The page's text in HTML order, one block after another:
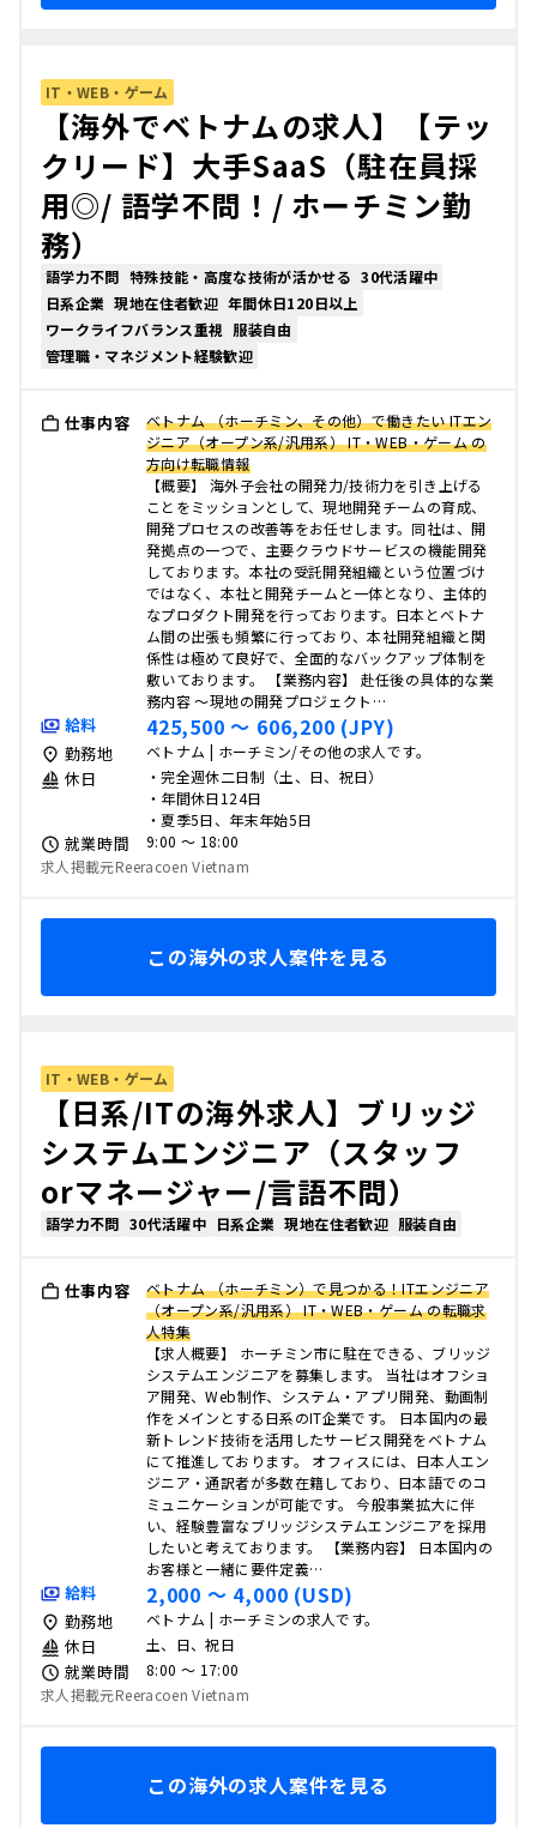
IT・WEB・ゲーム
【海外でベトナムの求人】【テッ
クリード】大手SaaS（駐在員採
用◎/ 語学不問！/ ホーチミン勤
務）
語学力不問 特殊技能・高度な技術が活かせる 30代活躍中
日系企業 現地在住者歓迎 年間休日120日以上
ワークライフバランス重視 服装自由
管理職・マネジメント経験歓迎
仕事内容
ベトナム （ホーチミン、その他）で働きたい ITエン
ジニア（オープン系/汎用系） IT・WEB・ゲーム の
方向け転職情報
【概要】 海外子会社の開発力/技術力を引き上げる
ことをミッションとして、現地開発チームの育成、
開発プロセスの改善等をお任せします。同社は、開
発拠点の一つで、主要クラウドサービスの機能開発
しております。本社の受託開発組織という位置づけ
ではなく、本社と開発チームと一体となり、主体的
なプロダクト開発を行っております。日本とベトナ
ム間の出張も頻繁に行っており、本社開発組織と関
係性は極めて良好で、全面的なバックアップ体制を
敷いております。 【業務内容】 赴任後の具体的な業
務内容 ～現地の開発プロジェクト…
給料 425,500 〜 606,200 (JPY)
勤務地 ベトナム | ホーチミン/その他の求人です。
休日
・完全週休二日制（土、日、祝日）
・年間休日124日
・夏季5日、年末年始5日
就業時間
9:00 〜 18:00
求人掲載元Reeracoen Vietnam
この海外の求人案件を見る
IT・WEB・ゲーム
【日系/ITの海外求人】ブリッジ
システムエンジニア（スタッフ
orマネージャー/言語不問）
語学力不問 30代活躍中 日系企業 現地在住者歓迎 服装自由
仕事内容
ベトナム （ホーチミン）で見つかる！ITエンジニア
（オープン系/汎用系） IT・WEB・ゲーム の転職求
人特集
【求人概要】 ホーチミン市に駐在できる、ブリッジ
システムエンジニアを募集します。 当社はオフショ
ア開発、Web制作、システム・アプリ開発、動画制
作をメインとする日系のIT企業です。 日本国内の最
新トレンド技術を活用したサービス開発をベトナム
にて推進しております。 オフィスには、日本人エン
ジニア・通訳者が多数在籍しており、日本語でのコ
ミュニケーションが可能です。 今般事業拡大に伴
い、経験豊富なブリッジシステムエンジニアを採用
したいと考えております。 【業務内容】 日本国内の
お客様と一緒に要件定義…
給料 2,000 〜 4,000 (USD)
勤務地 ベトナム | ホーチミンの求人です。
休日 土、日、祝日
就業時間
8:00 〜 17:00
求人掲載元Reeracoen Vietnam
この海外の求人案件を見る